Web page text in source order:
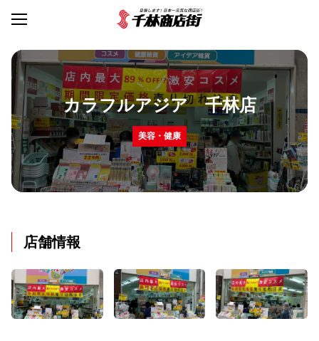
カラフルアジア 千林店
美容・健康
店舗情報